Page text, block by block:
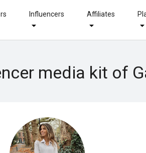
Influencers Affiliates
media kit of